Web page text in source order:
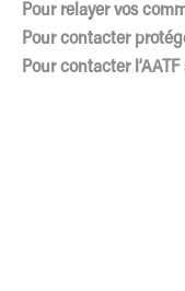
Pour relayer vos
Pour contacter
Pour contacter